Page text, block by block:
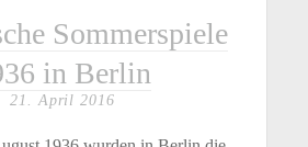
Sommerspiele
in Berlin
21. April 2016